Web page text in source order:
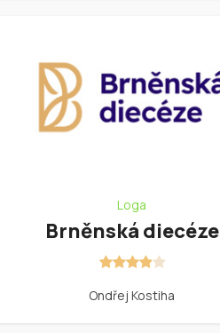
Loga
Brněnská diecéze
Ondřej Kostiha